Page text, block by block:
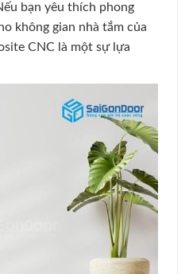
bạn yêu thích phong
không gian nhà tắm của
CNC là một sự lựa